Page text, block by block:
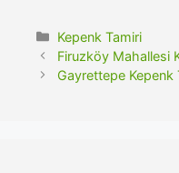
Kategoriler
Kepenk Tamiri
Firuzköy Mahallesi
Gayrettepe Kepenk